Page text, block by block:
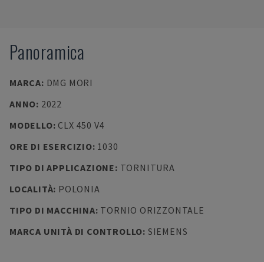
Panoramica
MARCA: DMG MORI
ANNO: 2022
MODELLO: CLX 450 V4
ORE DI ESERCIZIO: 1030
TIPO DI APPLICAZIONE: TORNITURA
LOCALITÀ: POLONIA
TIPO DI MACCHINA: TORNIO ORIZZONTALE
MARCA UNITÀ DI CONTROLLO: SIEMENS